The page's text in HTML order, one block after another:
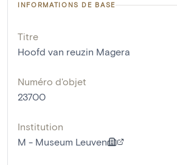
INFORMATIONS DE BASE
Titre
Hoofd van reuzin Magera
Numéro d'objet
23700
Institution
M - Museum Leuven